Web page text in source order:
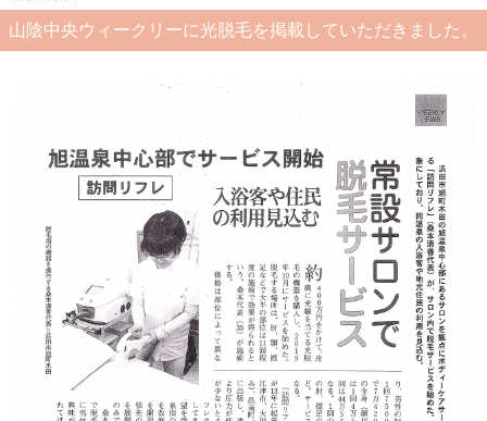
山陰中央ウィークリーに光脱毛を掲載していただきました。